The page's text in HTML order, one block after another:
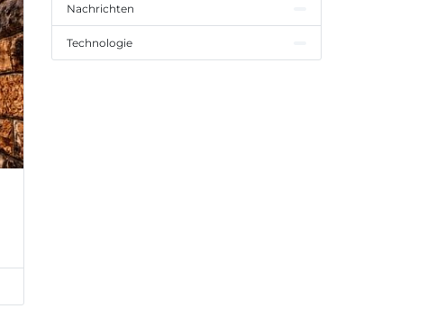
Nachrichten
Technologie